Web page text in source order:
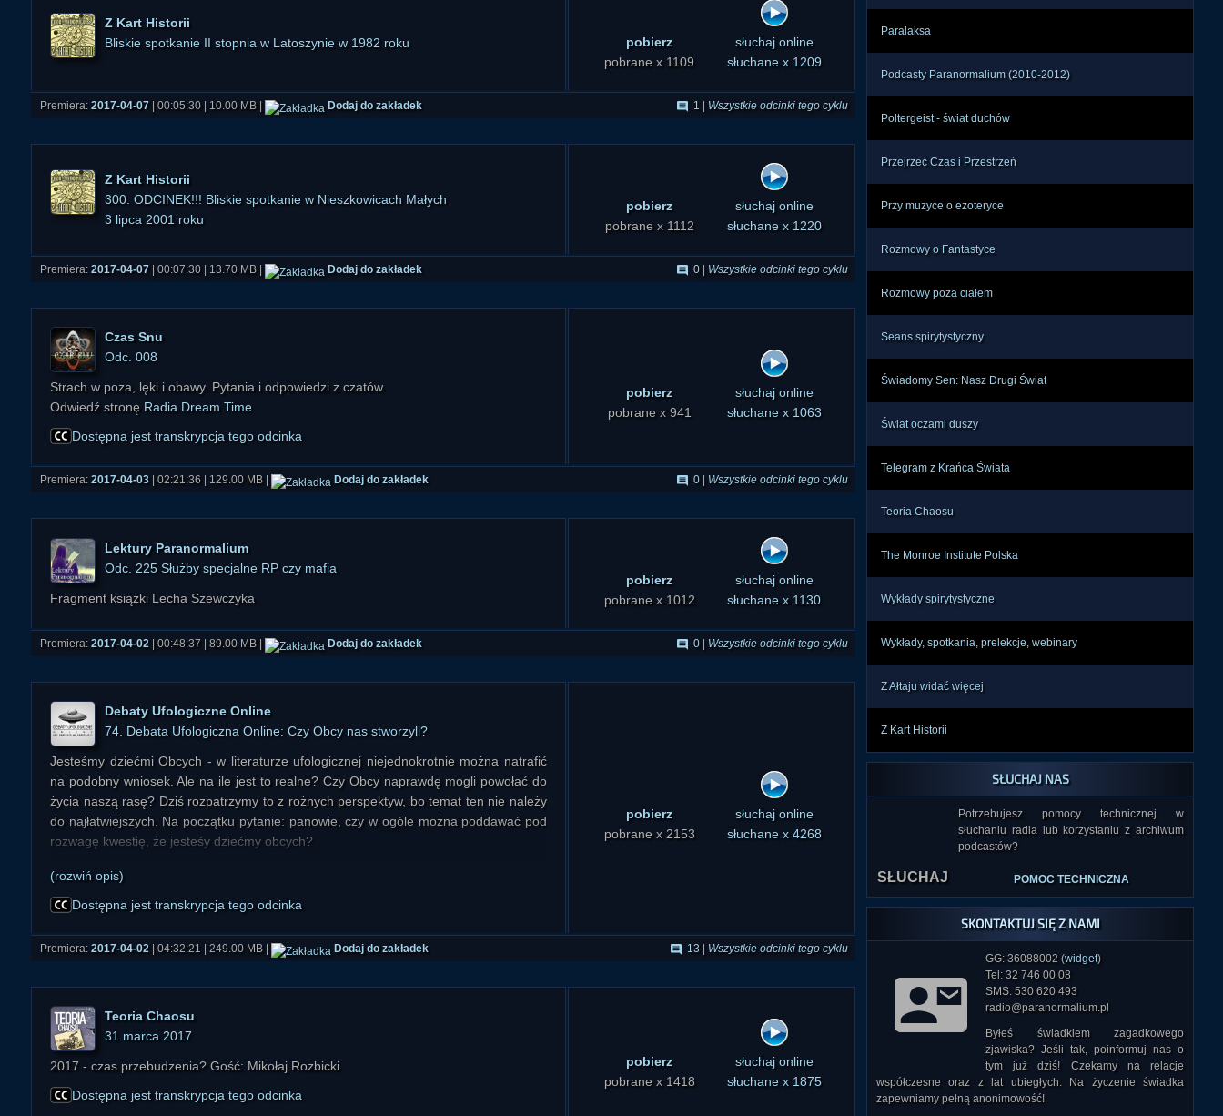
Z Kart Historii
Bliskie spotkanie II stopnia w Latoszynie w 1982 roku
pobierz
pobrane x 1109
słuchaj online
słuchane x 1209
Premiera: 2017-04-07 | 00:05:30 | 10.00 MB | Dodaj do zakładek 1 Wszystkie odcinki tego cyklu
Z Kart Historii
300. ODCINEK!!! Bliskie spotkanie w Nieszkowicach Małych
3 lipca 2001 roku
pobierz
pobrane x 1112
słuchaj online
słuchane x 1220
Premiera: 2017-04-07 | 00:07:30 | 13.70 MB | Dodaj do zakładek 0 Wszystkie odcinki tego cyklu
Czas Snu
Odc. 008
Strach w poza, lęki i obawy. Pytania i odpowiedzi z czatów
Odwiedź stronę Radia Dream Time
Dostępna jest transkrypcja tego odcinka
pobierz
pobrane x 941
słuchaj online
słuchane x 1063
Premiera: 2017-04-03 | 02:21:36 | 129.00 MB | Dodaj do zakładek 0 Wszystkie odcinki tego cyklu
Lektury Paranormalium
Odc. 225 Służby specjalne RP czy mafia
Fragment książki Lecha Szewczyka
pobierz
pobrane x 1012
słuchaj online
słuchane x 1130
Premiera: 2017-04-02 | 00:48:37 | 89.00 MB | Dodaj do zakładek 0 Wszystkie odcinki tego cyklu
Debaty Ufologiczne Online
74. Debata Ufologiczna Online: Czy Obcy nas stworzyli?
Jesteśmy dziećmi Obcych - w literaturze ufologicznej niejednokrotnie można natrafić
na podobny wniosek. Ale na ile jest to realne? Czy Obcy naprawdę mogli powołać do
życia naszą rasę? Dziś rozpatrzymy to z rożnych perspektyw, bo temat ten nie należy
do najłatwiejszych. Na początku pytanie: panowie, czy w ogóle można poddawać pod
rozwagę kwestię, że jesteśy dziećmy obcych?
Dr Francis Crick - noblista, współodkrywca struktury przestrzennej DNA twierdził, że
życie na Ziemi nie mogło narodzić się w sposób naturalny. Dawał na to liczne
panspermii". Co takiego miał na myśli i czym różni się ona od zwykłej panspermii?
znalazł w kosmosie coś wyglądającego jak "kapsułki z materiałem biologicznym". Co
dalej z jego odkryciami? Czy jakaś cywilizacja rzeczywiście mogłaby być eksporterem
życia?
Parę lat temu dr Paul Davies - znany fizyk angielski i popularyzator nauki stwierdził, że
(rozwiń opis)
Dostępna jest transkrypcja tego odcinka
pobierz
pobrane x 2153
słuchaj online
słuchane x 4268
Premiera: 2017-04-02 | 04:32:21 | 249.00 MB | Dodaj do zakładek 13 Wszystkie odcinki tego cyklu
Teoria Chaosu
31 marca 2017
2017 - czas przebudzenia? Gość: Mikołaj Rozbicki
Dostępna jest transkrypcja tego odcinka
pobierz
pobrane x 1418
słuchaj online
słuchane x 1875
Paralaksa
Podcasty Paranormalium (2010-2012)
Poltergeist - świat duchów
Przejrzeć Czas i Przestrzeń
Przy muzyce o ezoteryce
Rozmowy o Fantastyce
Rozmowy poza ciałem
Seans spirytystyczny
Świadomy Sen: Nasz Drugi Świat
Świat oczami duszy
Telegram z Krańca Świata
Teoria Chaosu
The Monroe Institute Polska
Wykłady spirytystyczne
Wykłady, spotkania, prelekcje, webinary
Z Ałtaju widać więcej
Z Kart Historii
SŁUCHAJ NAS
Potrzebujesz pomocy technicznej w
słuchaniu radia lub korzystaniu z archiwum
podcastów?
POMOC TECHNICZNA
SKONTAKTUJ SIĘ Z NAMI
GG: 36088002 (widget)
Tel: 32 746 00 08
SMS: 530 620 493
radio@paranormalium.pl
Byłeś świadkiem zagadkowego
zjawiska? Jeśli tak, poinformuj nas o
tym już dziś! Czekamy na relacje
współczesne oraz z lat ubiegłych. Na życzenie świadka
zapewniamy pełną anonimowość!